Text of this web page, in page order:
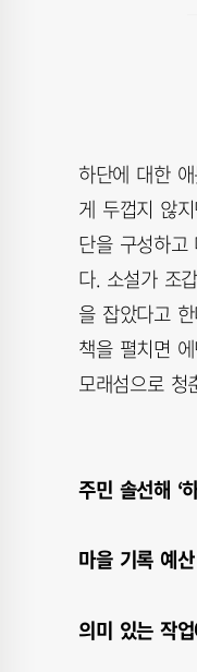
하단에 대한
게 두껍지 않
단을 구성하
다. 소설가 조
을 잡았다고
책을 펼치면
모래섬으로 청
주민 솔선해 ‘
마을 기록 예
의미 있는 작